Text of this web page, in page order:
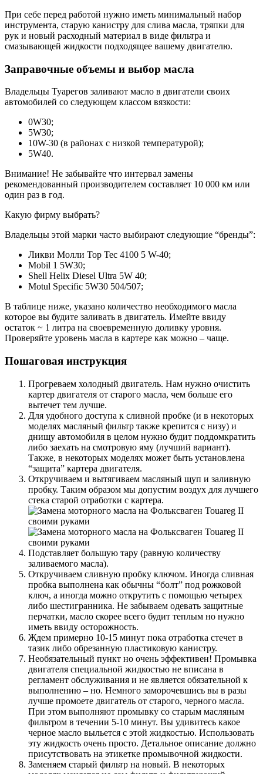
При себе перед работой нужно иметь минимальный набор
инструмента, старую канистру для слива масла, тряпки для
рук и новый расходный материал в виде фильтра и
смазывающей жидкости подходящее вашему двигателю.
Заправочные объемы и выбор масла
Владельцы Туарегов заливают масло в двигатели своих
автомобилей со следующем классом вязкости:
0W30;
5W30;
10W-30 (в районах с низкой температурой);
5W40.
Внимание! Не забывайте что интервал замены
рекомендованный производителем составляет 10 000 км или
один раз в год.
Какую фирму выбрать?
Владельцы этой марки часто выбирают следующие “бренды”:
Ликви Молли Top Tec 4100 5 W-40;
Mobil 1 5W30;
Shell Helix Diesel Ultra 5W 40;
Motul Specific 5W30 504/507;
В таблице ниже, указано количество необходимого масла
которое вы будите заливать в двигатель. Имейте ввиду
остаток ~ 1 литра на своевременную доливку уровня.
Проверяйте уровень масла в картере как можно – чаще.
Пошаговая инструкция
Прогреваем холодный двигатель. Нам нужно очистить
картер двигателя от старого масла, чем больше его
вытечет тем лучше.
Для удобного доступа к сливной пробке (и в некоторых
моделях масляный фильтр также крепится с низу) и
днищу автомобиля в целом нужно будит поддомкратить
либо заехать на смотровую яму (лучший вариант).
Также, в некоторых моделях может быть установлена
“защита” картера двигателя.
Откручиваем и вытягиваем масляный щуп и заливную
пробку. Таким образом мы допустим воздух для лучшего
стека старой отработки с картера.
Подставляет большую тару (равную количеству
заливаемого масла).
Откручиваем сливную пробку ключом. Иногда сливная
пробка выполнена как обычны “болт” под рожковой
ключ, а иногда можно открутить с помощью четырех
либо шестигранника. Не забываем одевать защитные
перчатки, масло скорее всего будит теплым но нужно
иметь ввиду осторожность.
Ждем примерно 10-15 минут пока отработка стечет в
тазик либо обрезанную пластиковую канистру.
Необязательный пункт но очень эффективен! Промывка
двигателя специальной жидкостью не вписана в
регламент обслуживания и не является обязательной к
выполнению – но. Немного заморочевшись вы в разы
лучше промоете двигатель от старого, черного масла.
При этом выполняют промывку со старым масляным
фильтром в течении 5-10 минут. Вы удивитесь какое
черное масло выльется с этой жидкостью. Использовать
эту жидкость очень просто. Детальное описание должно
присутствовать на этикетке промывочной жидкости.
Заменяем старый фильтр на новый. В некоторых